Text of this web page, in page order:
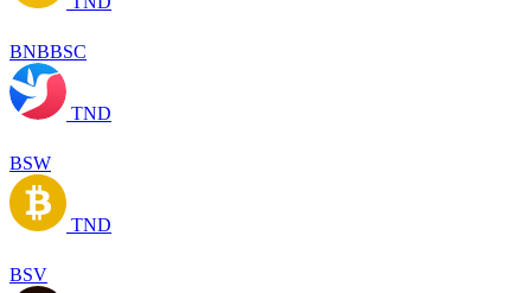
BNBBSC
TND
BSW
TND
BSV